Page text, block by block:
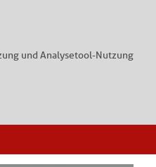
und Analysetool-Nutzung